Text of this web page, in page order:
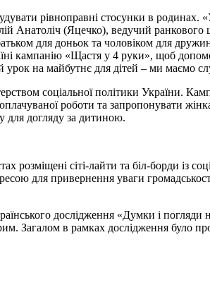
рівноправні стосунки в родинах.
Анатоліч (Яцечко), ведучий
для доньок та чоловіком для
кампанію «Щастя у 4 руки», щоб
урок на майбутнє для дітей – ми маємо
соціальної політики України.
роботи та запропонувати
для догляду за дитиною.
розміщені сіті-лайти та біл-борди із
для привернення уваги
дослідження «Думки і погляди
Загалом в рамках дослідження було